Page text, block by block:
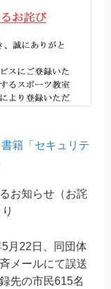
籍「セキュリテ
お知らせ（お詫
月22日、同団体
メールにて誤送
先の市民615名